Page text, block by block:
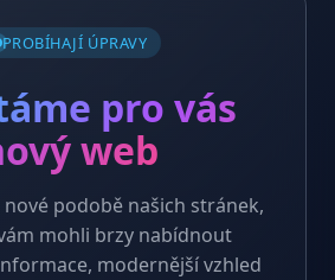
PROBÍHAJÍ ÚPRAVY
pro vás
web
podobě našich stránek,
mohli brzy nabídnout
modernější vzhled